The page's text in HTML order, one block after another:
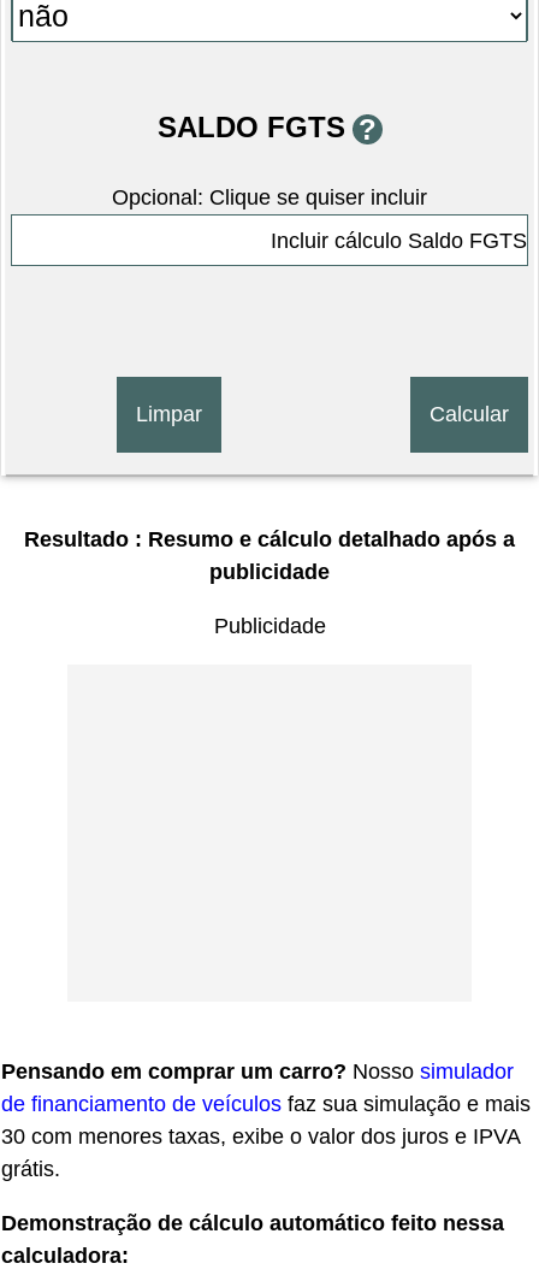
SALDO FGTS ?
Opcional: Clique se quiser incluir
Incluir cálculo Saldo FGTS
Resultado : Resumo e cálculo detalhado após a
publicidade
Publicidade
Pensando em comprar um carro? Nosso simulador
de financiamento de veículos faz sua simulação e mais
30 com menores taxas, exibe o valor dos juros e IPVA
grátis.
Demonstração de cálculo automático feito nessa
calculadora: